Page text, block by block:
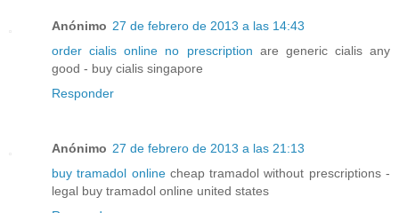
Anónimo 27 de febrero de 2013 a las 14:43
order cialis online no prescription are generic cialis any
good - buy cialis singapore
Responder
Anónimo 27 de febrero de 2013 a las 21:13
buy tramadol onlinecheap tramadol without prescriptions -
legal buy tramadol online united states